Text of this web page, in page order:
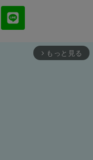
arrow_forward_ios もっと見る